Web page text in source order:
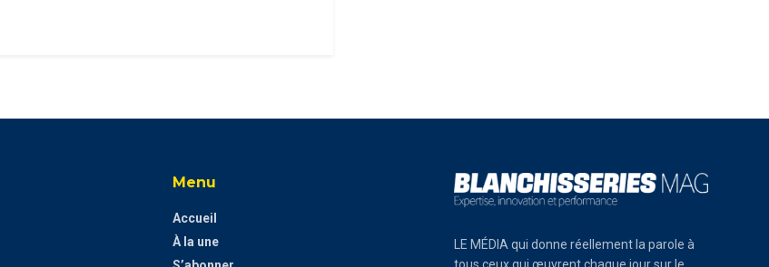
Menu
Accueil
À la une
LE MÉDIA qui donne réellement la parole à